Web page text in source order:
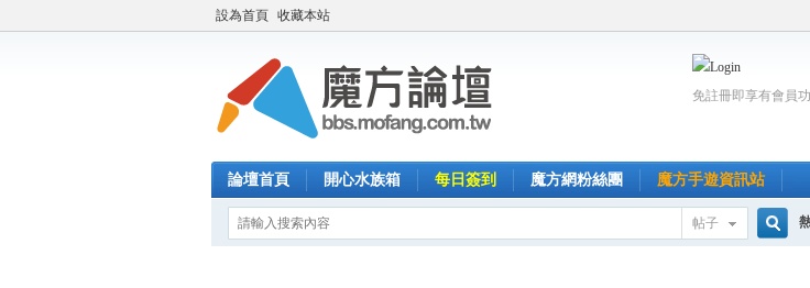
設為首頁 收藏本站
免註冊即享有會員
論壇首頁 開心水族箱 每日簽到 魔方網粉絲團 魔方手遊資訊站
帖子